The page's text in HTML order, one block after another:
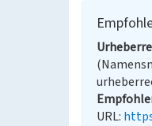
URL: